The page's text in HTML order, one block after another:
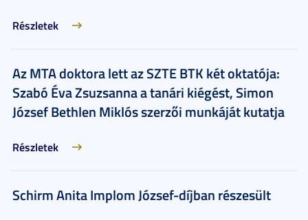
Részletek
Az MTA doktora lett az SZTE BTK két oktatója:
Szabó Éva Zsuzsanna a tanári kiégést, Simon
József Bethlen Miklós szerzői munkáját kutatja
Részletek
Schirm Anita Implom József-díjban részesült